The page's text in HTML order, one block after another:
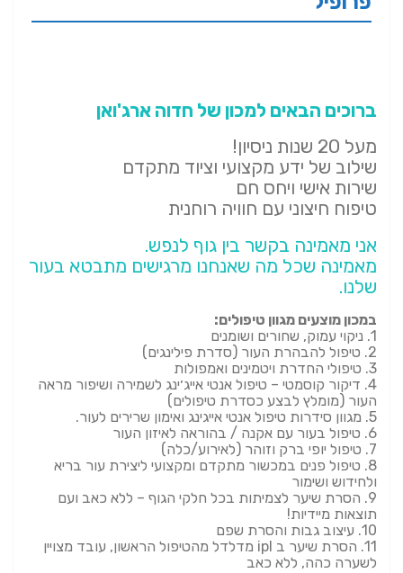
ברוכים הבאים למכון של חדוה ארג'ואן
מעל 20 שנות ניסיון!
שילוב של ידע מקצועי וציוד מתקדם
שירות אישי ויחס חם
טיפוח חיצוני עם חוויה רוחנית
אני מאמינה בקשר בין גוף לנפש.
מאמינה שכל מה שאנחנו מרגישים מתבטא בעור
שלנו.
במכון מוצעים מגוון טיפולים:
1. ניקוי עמוק, שחורים ושומנים
2. טיפול להבהרת העור (סדרת פילינגים)
3. טיפולי החדרת ויטמינים ואמפולות
4. דיקור קוסמטי – טיפול אנטי אייג׳ינג לשמירה ושיפור מראה
העור (מומלץ לבצע כסדרת טיפולים)
5. מגוון סידרות טיפול אנטי אייגינג ואימון שרירים לעור.
6. טיפול בעור עם אקנה / בהוראה לאיזון העור
7. טיפול יופי ברק וזוהר (לאירוע/כלה)
8. טיפול פנים במכשור מתקדם ומקצועי ליצירת עור בריא
ולחידוש ושימור
9. הסרת שיער לצמיתות בכל חלקי הגוף – ללא כאב ועם
תוצאות מיידיות!
10. עיצוב גבות והסרת שפם
11. הסרת שיער ב ipl מדלדל מהטיפול הראשון, עובד מצויין
לשערה כהה, ללא כאב